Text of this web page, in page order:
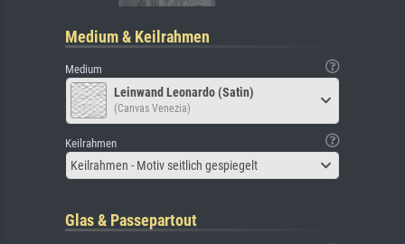
Medium & Keilrahmen
Medium
Leinwand Leonardo (Satin)
(Canvas Venezia)
Keilrahmen
Keilrahmen - Motiv seitlich gespiegelt
Glas & Passepartout